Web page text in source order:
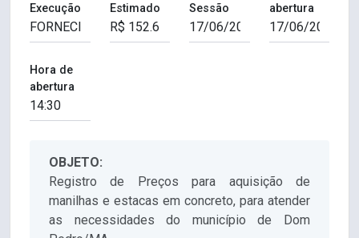
Execução
Estimado
Sessão
abertura
Hora de
abertura
OBJETO:
Registro de Preços para aquisição de
manilhas e estacas em concreto, para atender
as necessidades do município de Dom